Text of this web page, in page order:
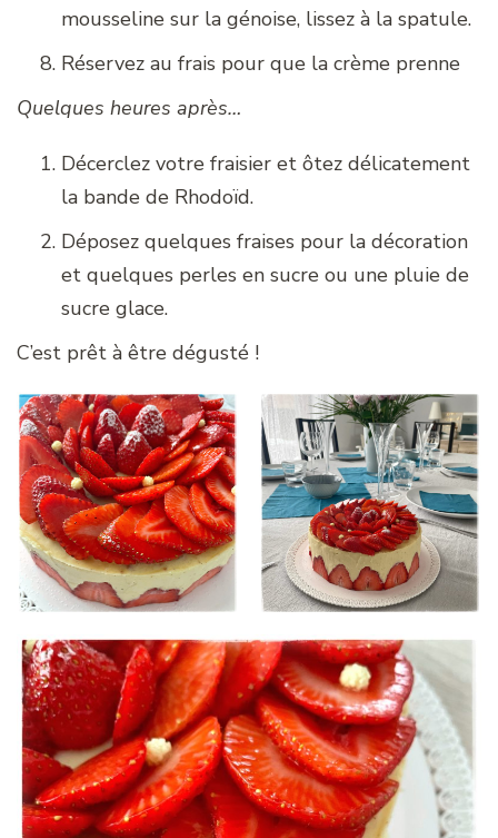
mousseline sur la génoise, lissez à la spatule.
Réservez au frais pour que la crème prenne
Quelques heures après…
Décerclez votre fraisier et ôtez délicatement
la bande de Rhodoïd.
Déposez quelques fraises pour la décoration
et quelques perles en sucre ou une pluie de
sucre glace.
C’est prêt à être dégusté !